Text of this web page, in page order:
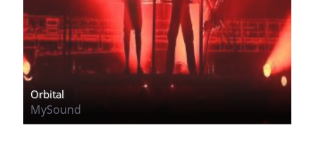
Orbital
MySound